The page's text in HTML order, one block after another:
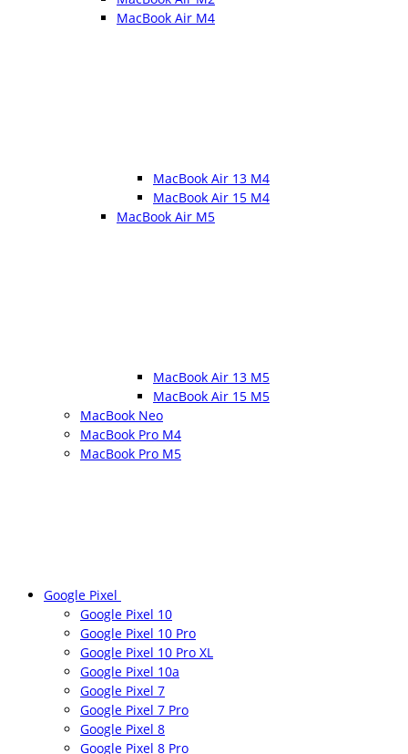
MacBook Air M4
MacBook Air 13 M4
MacBook Air 15 M4
MacBook Air M5
MacBook Air 13 M5
MacBook Air 15 M5
MacBook Neo
MacBook Pro M4
MacBook Pro M5
Google Pixel
Google Pixel 10
Google Pixel 10 Pro
Google Pixel 10 Pro XL
Google Pixel 10a
Google Pixel 7
Google Pixel 7 Pro
Google Pixel 8
Google Pixel 8 Pro